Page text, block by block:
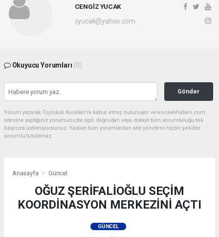
CENGİZ YUCAK
cyucak@yahoo.com
Okuyucu Yorumları (0)
Gönder
Yorum yazarak Topluluk Kuralları’nı kabul etmiş bulunuyor ve kocaelihaberi.com
sitesine yaptığınız yorumunuzla ilgili doğrudan veya dolaylı tüm sorumluluğu tek
başınıza üstleniyorsunuz. Yazılan tüm yorumlardan site yönetimi hiçbir şekilde
sorumlu tutulamaz.
Anasayfa Güncel
OĞUZ ŞERİFALİOĞLU SEÇİM
KOORDİNASYON MERKEZİNİ AÇTI
GÜNCEL